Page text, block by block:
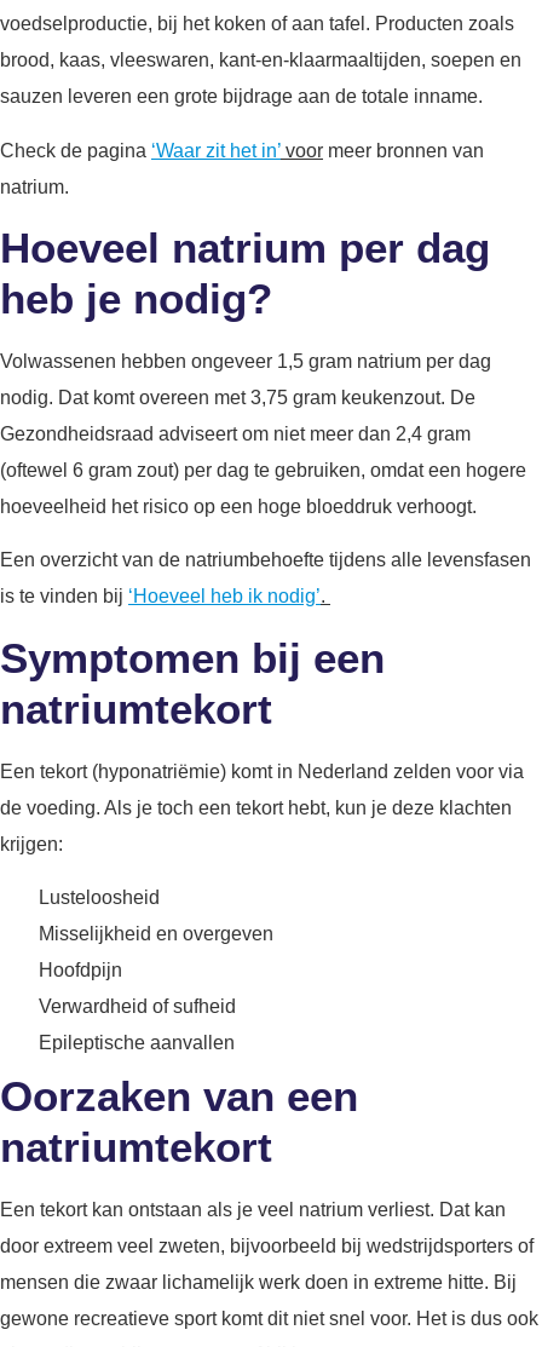
voedselproductie, bij het koken of aan tafel. Producten zoals
brood, kaas, vleeswaren, kant-en-klaarmaaltijden, soepen en
sauzen leveren een grote bijdrage aan de totale inname.
Check de pagina ‘Waar zit het in’ voor meer bronnen van
natrium.
Hoeveel natrium per dag
heb je nodig?
Volwassenen hebben ongeveer 1,5 gram natrium per dag
nodig. Dat komt overeen met 3,75 gram keukenzout. De
Gezondheidsraad adviseert om niet meer dan 2,4 gram
(oftewel 6 gram zout) per dag te gebruiken, omdat een hogere
hoeveelheid het risico op een hoge bloeddruk verhoogt.
Een overzicht van de natriumbehoefte tijdens alle levensfasen
is te vinden bij ‘Hoeveel heb ik nodig’.
Symptomen bij een
natriumtekort
Een tekort (hyponatriëmie) komt in Nederland zelden voor via
de voeding. Als je toch een tekort hebt, kun je deze klachten
krijgen:
Lusteloosheid
Misselijkheid en overgeven
Hoofdpijn
Verwardheid of sufheid
Epileptische aanvallen
Oorzaken van een
natriumtekort
Een tekort kan ontstaan als je veel natrium verliest. Dat kan
door extreem veel zweten, bijvoorbeeld bij wedstrijdsporters of
mensen die zwaar lichamelijk werk doen in extreme hitte. Bij
gewone recreatieve sport komt dit niet snel voor. Het is dus ook